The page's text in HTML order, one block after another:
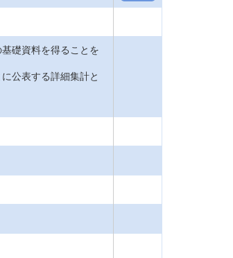
礎資料を得ることを
公表する詳細集計と